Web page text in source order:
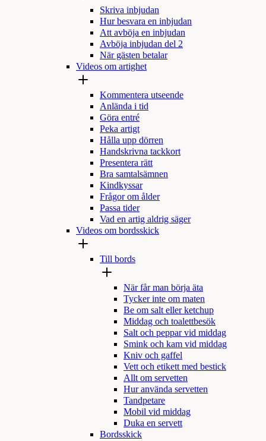
Skriva inbjudan
Hur besvara en inbjudan
Att avböja en inbjudan
Avböja inbjudan del 2
När gästen betalar
Videos om artighet
Kommentera utseende
Anlända i tid
Göra entré
Peka artigt
Hålla upp dörren
Handskrivna tackkort
Presentera rätt
Bra samtalsämnen
Kindkyssar
Frågor om ålder
Passa tider
Vad en artig aldrig säger
Videos om bordsskick
Till bords
När får man börja äta
Tycker inte om maten
Be om salt eller ketchup
Middag och toalettbesök
Salt och peppar vid middag
Smink och kam vid middag
Kniv och gaffel
Vett och etikett med bestick
Allt om servetten
Hur använda servetten
Tandpetare
Mobil vid middag
Duka en servett
Bordsskick